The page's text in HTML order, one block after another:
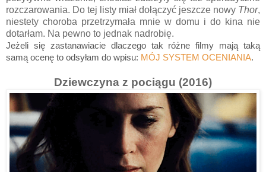
rozczarowania. Do tej listy miał dołączyć jeszcze nowy Thor,
niestety choroba przetrzymała mnie w domu i do kina nie
dotarłam. Na pewno to jednak nadrobię.
Jeżeli się zastanawiacie dlaczego tak różne filmy mają taką
samą ocenę to odsyłam do wpisu: MÓJ SYSTEM OCENIANIA.
Dziewczyna z pociągu (2016)